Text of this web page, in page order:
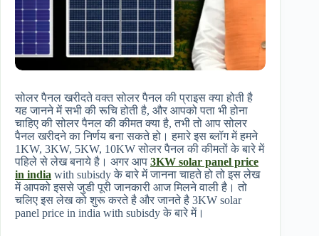
सोलर पैनल खरीदते वक्त सोलर पैनल की प्राइस क्या होती है
यह जानने में सभी की रूचि होती है, और आपको पता भी होना
चाहिए की सोलर पैनल की कीमत क्या है, तभी तो आप सोलर
पैनल खरीदने का निर्णय बना सकते हो। हमारे इस ब्लॉग में हमने
1KW, 3KW, 5KW, 10KW सोलर पैनल की कीमतों के बारे में
पहिले से लेख बनाये है। अगर आप 3KW solar panel price
in india with subisdy के बारे में जानना चाहते हो तो इस लेख
में आपको इससे जुडी पूरी जानकारी आज मिलने वाली है। तो
चलिए इस लेख को शुरू करते है और जानते है 3KW solar
panel price in india with subisdy के बारे में।